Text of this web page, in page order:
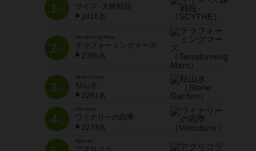
1位
サイズ -大鎌戦役-
2416名
2位
Terraforming Mars
テラフォーミングマーズ
2395名
3位
Stone Garden
枯山水
2281名
4位
Viticulture
ワイナリーの四季
2273名
Agricola
アグリコラ